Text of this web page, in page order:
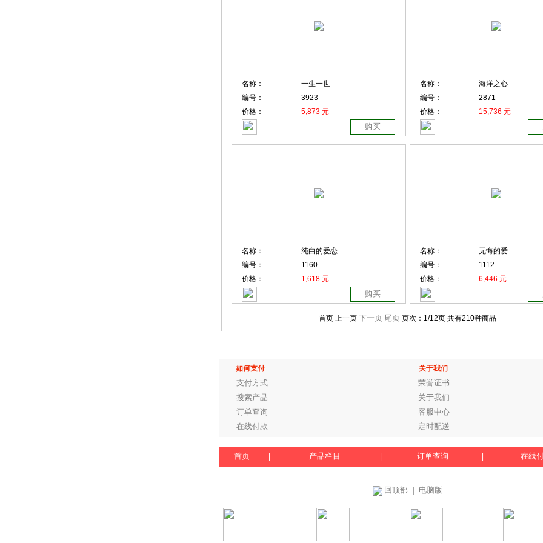
名称：
一生一世
编号：
3923
价格：
5,873 元
购买
名称：
海洋之心
编号：
2871
价格：
15,736 元
名称：
纯白的爱恋
编号：
1160
价格：
1,618 元
购买
名称：
无悔的爱
编号：
1112
价格：
6,446 元
首页 上一页 下一页 尾页 页次： 1/12页 共有210种商品
如何支付 关于我们
支付方式
荣誉证书
搜索产品
关于我们
订单查询
客服中心
在线付款
定时配送
首页 产品栏目 订单查询 在线
回顶部 电脑版